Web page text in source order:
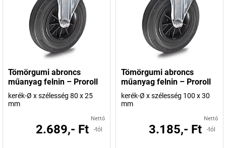
Tömörgumi abroncs
műanyag felnin – Proroll
kerék-Ø x szélesség 80 x 25
mm
Nettó
2.689,- Ft -tól
Tömörgumi abroncs
műanyag felnin – Proroll
kerék-Ø x szélesség 100 x 30
mm
Nettó
3.185,- Ft -tól